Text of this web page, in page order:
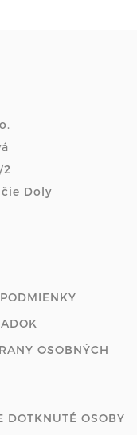
2
Doly
OSOBNÝCH
DOTKNUTÉ OSOBY